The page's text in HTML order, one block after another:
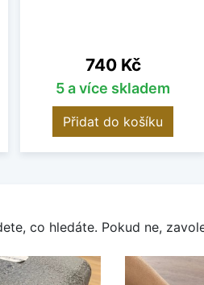
Cena
740 Kč
5 a více skladem
Přidat do košíku
co hledáte. Pokud ne,